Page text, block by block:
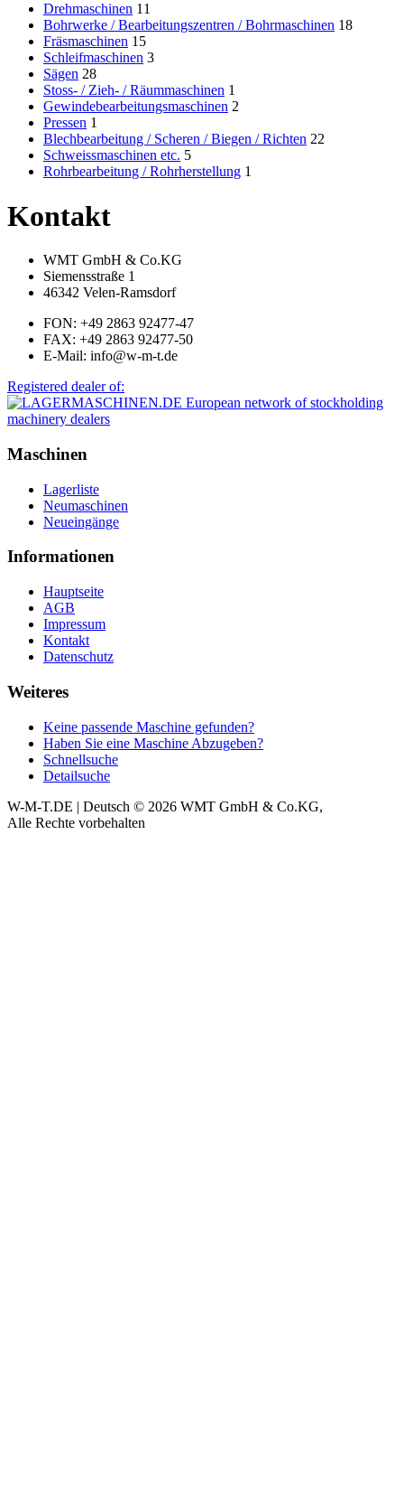
Drehmaschinen 11
Bohrwerke / Bearbeitungszentren / Bohrmaschinen 18
Fräsmaschinen 15
Schleifmaschinen 3
Sägen 28
Stoss- / Zieh- / Räummaschinen 1
Gewindebearbeitungsmaschinen 2
Pressen 1
Blechbearbeitung / Scheren / Biegen / Richten 22
Schweissmaschinen etc. 5
Rohrbearbeitung / Rohrherstellung 1
Kontakt
WMT GmbH & Co.KG
Siemensstraße 1
46342 Velen-Ramsdorf
FON: +49 2863 92477-47
FAX: +49 2863 92477-50
E-Mail: info@w-m-t.de
Registered dealer of:
Maschinen
Lagerliste
Neumaschinen
Neueingänge
Informationen
Hauptseite
AGB
Impressum
Kontakt
Datenschutz
Weiteres
Keine passende Maschine gefunden?
Haben Sie eine Maschine Abzugeben?
Schnellsuche
Detailsuche
W-M-T.DE | Deutsch © 2026 WMT GmbH & Co.KG,
Alle Rechte vorbehalten